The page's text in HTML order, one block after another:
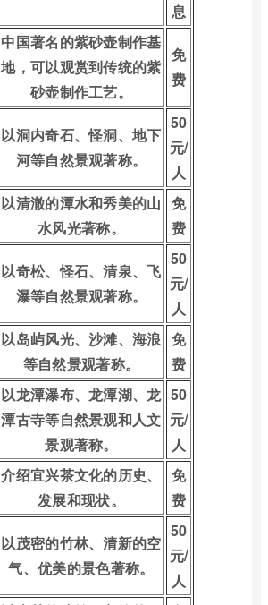
息
中国著名的紫砂壶制作基
地，可以观赏到传统的紫
砂壶制作工艺。
免
费
以洞内奇石、怪洞、地下
河等自然景观著称。
50
元/
人
以清澈的潭水和秀美的山
水风光著称。
免
费
以奇松、怪石、清泉、飞
瀑等自然景观著称。
50
元/
人
以岛屿风光、沙滩、海浪
等自然景观著称。
免
费
以龙潭瀑布、龙潭湖、龙
潭古寺等自然景观和人文
景观著称。
50
元/
人
介绍宜兴茶文化的历史、
发展和现状。
免
费
以茂密的竹林、清新的空
气、优美的景色著称。
50
元/
人